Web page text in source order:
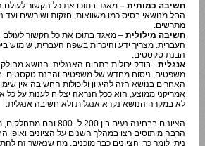
חשיבה כמותית – מאגד בתוכו את כל הקשור
החל מנושאי בסיס כמו משוואות, חזקות ושורשים ועד
מתרשים.
חשיבה מילולית – מאגד בתוכו את כל הקשור לעולם
העברית. מצריך ידע והיכרות בשפה העברית, שימוש
הבנת טקסטים.
אנגלית –בודק יכולות בתחום האנגלית. הנושא
משפטים, ניסוח מחדש של משפטים והבנת טקסטים.
האחרים בנושא הזה להיגיון וליכולות החשיבה אין
אמריקני ממוצע, הוא ככל הנראה יצליח לענות על כל
לא במקרה הנושא נקרא אנגלית ולא חשיבה אנגלית.
הציונים בבחינה נעים בין
הרבה מיתוסים רצו במהלך השנים על הציונים ואופן
ניתן לומר כך: הציונים כבר מוכנים, מה שנאשר זה